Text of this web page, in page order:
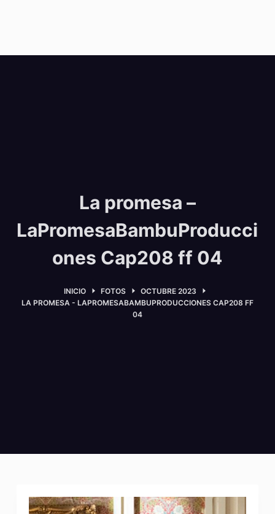
La promesa –
LaPromesaBambuProducci
ones Cap208 ff 04
INICIO FOTOS
OCTUBRE 2023
LA PROMESA - LAPROMESABAMBUPRODUCCIONES CAP208 FF
04